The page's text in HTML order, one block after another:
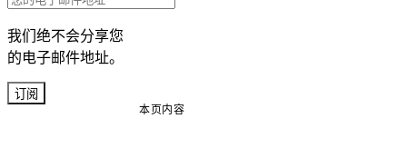
本页内容
我们绝不会分享您
的电子邮件地址。
订阅